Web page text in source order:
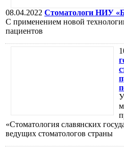
08.04.2022 Стоматологи НИУ
С применением новой
пациентов
«Стоматология славянских
ведущих стоматологов страны